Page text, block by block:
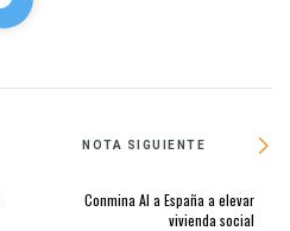
NOTA SIGUIENTE
Conmina AI a España a elevar
vivienda social